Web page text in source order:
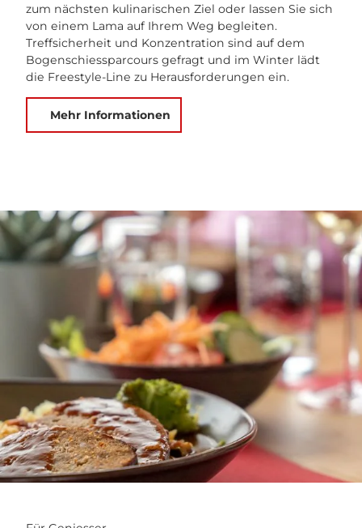
zum nächsten kulinarischen Ziel oder lassen Sie sich
von einem Lama auf Ihrem Weg begleiten.
Treffsicherheit und Konzentration sind auf dem
Bogenschiessparcours gefragt und im Winter lädt
die Freestyle-Line zu Herausforderungen ein.
Mehr Informationen